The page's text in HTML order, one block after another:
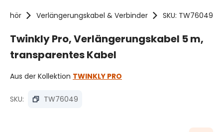
Verlängerungskabel & Verbinder SKU: TW76049
Twinkly Pro, Verlängerungskabel 5 m,
transparentes Kabel
Aus der Kollektion TWINKLY PRO
SKU: TW76049